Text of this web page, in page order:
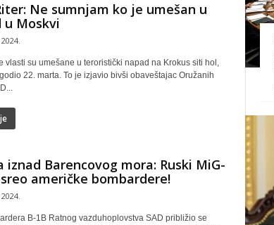
Ne sumnjam ko je umešan u
u Moskvi
vlasti su umešane u teroristički napad na Krokus siti hol,
22. marta. To je izjavio bivši obaveštajac Oružanih
iznad Barencovog mora: Ruski MiG-
američke bombardere!
B-1B Ratnog vazduhoplovstva SAD približio se